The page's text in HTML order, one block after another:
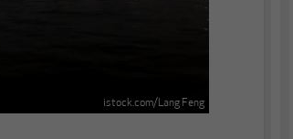
istock.com/Lang Feng